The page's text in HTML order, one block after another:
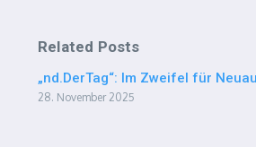
Related Posts
„nd.DerTag“: Im Zweifel für
28. November 2025